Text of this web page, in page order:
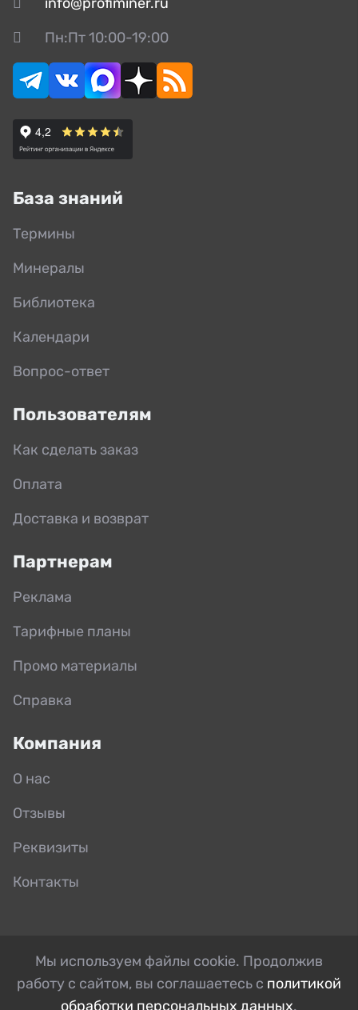
Пн:Пт 10:00-19:00
База знаний
Термины
Минералы
Библиотека
Календари
Вопрос-ответ
Пользователям
Как сделать заказ
Оплата
Доставка и возврат
Партнерам
Реклама
Тарифные планы
Промо материалы
Справка
Компания
О нас
Отзывы
Реквизиты
Контакты
Мы используем файлы cookie. Продолжив
работу с сайтом, вы соглашаетесь с политикой
обработки персональных данных.